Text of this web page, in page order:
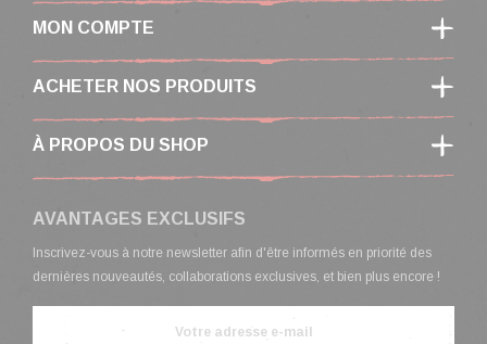
MON COMPTE
ACHETER NOS PRODUITS
À PROPOS DU SHOP
AVANTAGES EXCLUSIFS
Inscrivez-vous à notre newsletter afin d'être informés en priorité des
dernières nouveautés, collaborations exclusives, et bien plus encore !